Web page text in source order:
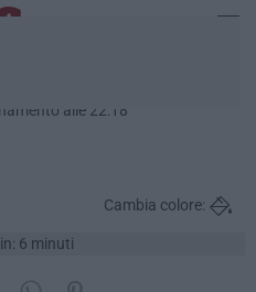
alle 22:18
6 minuti
Cambia colore: